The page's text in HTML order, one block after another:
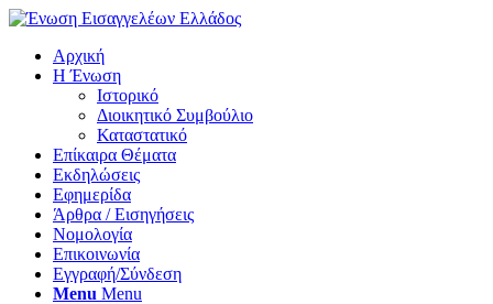
Αρχική
Η Ένωση
Ιστορικό
Διοικητικό Συμβούλιο
Καταστατικό
Επίκαιρα Θέματα
Εκδηλώσεις
Εφημερίδα
Άρθρα / Εισηγήσεις
Νομολογία
Επικοινωνία
Εγγραφή/Σύνδεση
Menu Menu